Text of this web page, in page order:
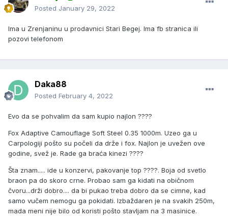
Posted January 29, 2022
Ima u Zrenjaninu u prodavnici Stari Begej. Ima fb stranica ili
pozovi telefonom
Daka88
Posted February 4, 2022
Evo da se pohvalim da sam kupio najlon ????
Fox Adaptive Camouflage Soft Steel 0.35 1000m. Uzeo ga u
Carpologiji pošto su počeli da drže i fox. Najlon je uvežen ove
godine, svež je. Rade ga braća kinezi ????
Šta znam..... ide u konzervi, pakovanje top ????. Boja od svetlo
braon pa do skoro crne. Probao sam ga kidati na običnom
čvoru...drži dobro.... da bi pukao treba dobro da se cimne, kad
samo vučem nemogu ga pokidati. Izbaždaren je na svakih 250m,
mada meni nije bilo od koristi pošto stavljam na 3 masinice.